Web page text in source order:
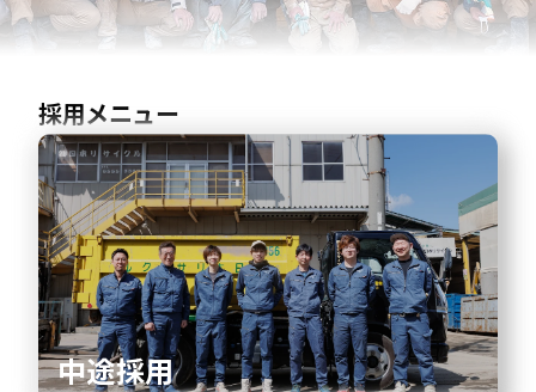
採用メニュー
中途採用